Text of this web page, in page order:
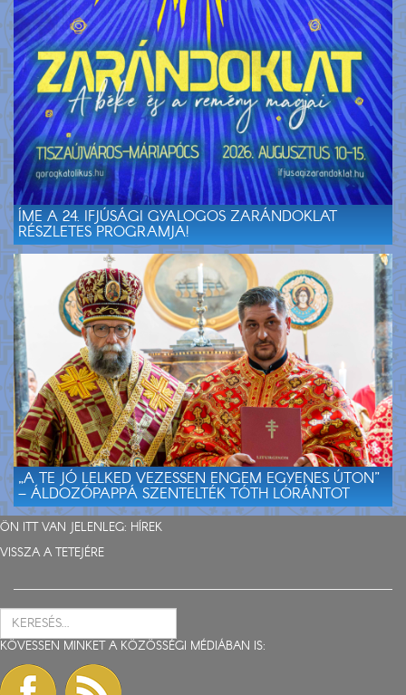
ÍME A 24. IFJÚSÁGI GYALOGOS ZARÁNDOKLAT
RÉSZLETES PROGRAMJA!
„A TE JÓ LELKED VEZESSEN ENGEM EGYENES ÚTON”
– ÁLDOZÓPAPPÁ SZENTELTÉK TÓTH LÓRÁNTOT
ÖN ITT VAN JELENLEG: HÍREK
VISSZA A TETEJÉRE
KÖVESSEN MINKET A KÖZÖSSÉGI MÉDIÁBAN IS: